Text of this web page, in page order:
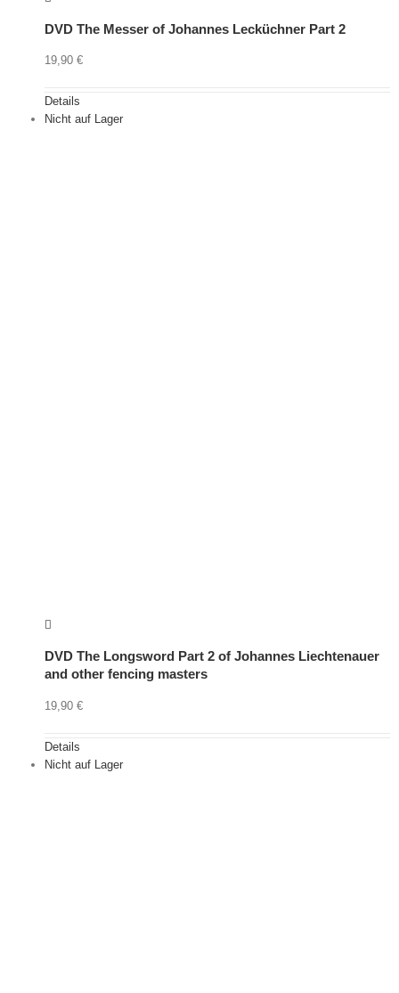
DVD The Messer of Johannes Lecküchner Part 2
19,90 €
Details
Nicht auf Lager
DVD The Longsword Part 2 of Johannes Liechtenauer
and other fencing masters
19,90 €
Details
Nicht auf Lager